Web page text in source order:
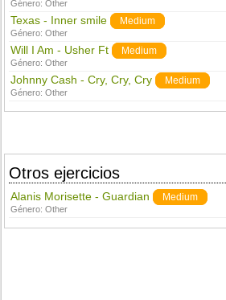
Género:Other
Texas - Inner smile Medium
Género:Other
Will I Am - Usher Ft Medium
Género:Other
Johnny Cash - Cry, Cry, Cry Medium
Género:Other
Otros ejercicios
Alanis Morisette - Guardian Medium
Género:Other